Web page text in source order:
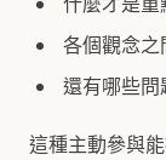
各個觀念之
還有哪些問
這種主動參與